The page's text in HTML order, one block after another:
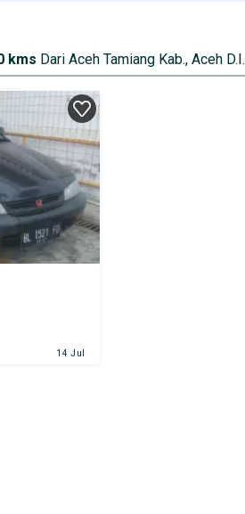
kms Dari Aceh Tamiang Kab., Aceh D.I.
14 Jul